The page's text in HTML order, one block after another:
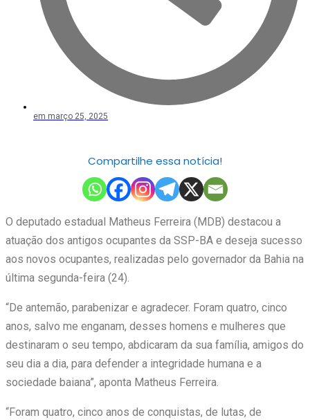
em março 25, 2025
Compartilhe essa notícia!
O deputado estadual Matheus Ferreira (MDB) destacou a
atuação dos antigos ocupantes da SSP-BA e deseja sucesso
aos novos ocupantes, realizadas pelo governador da Bahia na
última segunda-feira (24).
“De antemão, parabenizar e agradecer. Foram quatro, cinco
anos, salvo me enganam, desses homens e mulheres que
destinaram o seu tempo, abdicaram da sua família, amigos do
seu dia a dia, para defender a integridade humana e a
sociedade baiana”, aponta Matheus Ferreira.
“Foram quatro, cinco anos de conquistas, de lutas, de